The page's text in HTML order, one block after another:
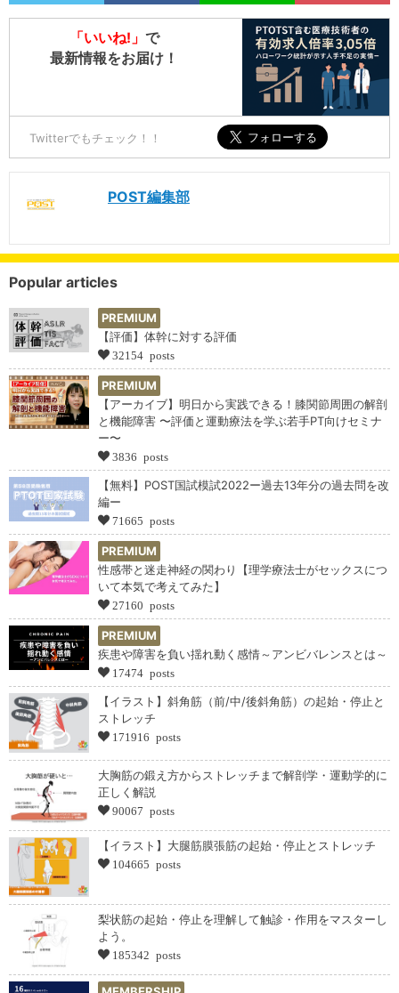
「いいね!」 で
最新情報をお届け！
Twitterでもチェック！！
POST編集部
Popular articles
PREMIUM
【評価】体幹に対する評価
32154 posts
PREMIUM
【アーカイブ】明日から実践できる！膝関節周囲の解剖
と機能障害 〜評価と運動療法を学ぶ若手PT向けセミナ
ー〜
3836 posts
【無料】POST国試模試2022ー過去13年分の過去問を改
編ー
71665 posts
PREMIUM
性感帯と迷走神経の関わり【理学療法士がセックスにつ
いて本気で考えてみた】
27160 posts
PREMIUM
疾患や障害を負い揺れ動く感情～アンビバレンスとは～
17474 posts
【イラスト】斜角筋（前/中/後斜角筋）の起始・停止と
ストレッチ
171916 posts
大胸筋の鍛え方からストレッチまで解剖学・運動学的に
正しく解説
90067 posts
【イラスト】大腿筋膜張筋の起始・停止とストレッチ
104665 posts
梨状筋の起始・停止を理解して触診・作用をマスターし
よう。
185342 posts